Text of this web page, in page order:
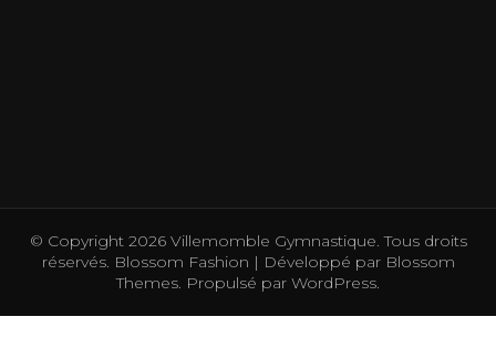
© Copyright 2026 Villemomble Gymnastique . Tous droits
réservés. Blossom Fashion | Développé parBlossom
Themes . Propulsé par WordPress